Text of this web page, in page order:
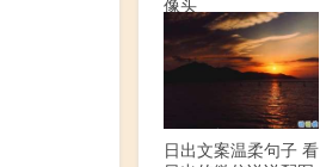
像头
日出文案温柔句子 看